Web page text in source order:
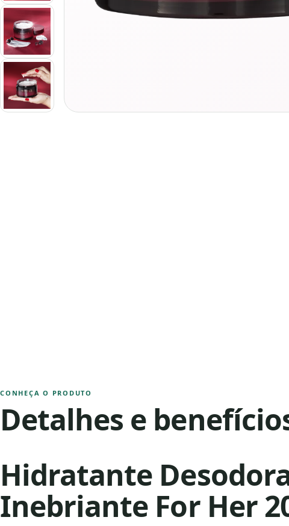
CONHEÇA O PRODUTO
Detalhes e
Hidratante
Inebriante For Her